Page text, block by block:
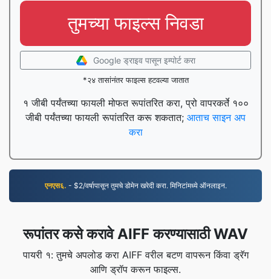
तुमच्या फाइल्स निवडा
Google ड्राइव पासून इम्पोर्ट करा
*२४ तासांनंतर फाइल्स हटवल्या जातात
१ जीबी पर्यंतच्या फायली मोफत रूपांतरित करा, प्रो वापरकर्ते १००
जीबी पर्यंतच्या फायली रूपांतरित करू शकतात; आताच साइन अप
करा
एनएस६. - $2/वर्षापासून तुमचे डोमेन खरेदी करा. मिनिटांमध्ये ऑनलाइन.
रूपांतर कसे करावे AIFF करण्यासाठी WAV
पायरी १: तुमचे अपलोड करा AIFF वरील बटण वापरून किंवा ड्रॅग
आणि ड्रॉप करून फाइल्स.